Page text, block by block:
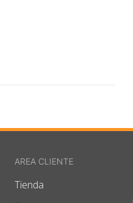
AREA CLIENTE
Tienda